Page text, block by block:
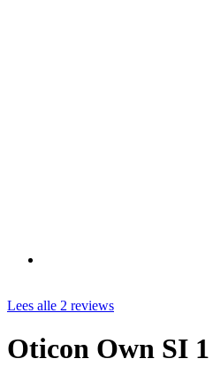
Lees alle 2 reviews
Oticon Own SI